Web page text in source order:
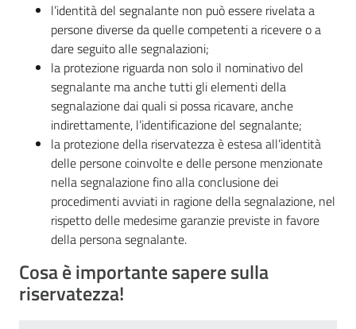
l’identità del segnalante non può essere rivelata a
persone diverse da quelle competenti a ricevere o a
dare seguito alle segnalazioni;
la protezione riguarda non solo il nominativo del
segnalante ma anche tutti gli elementi della
segnalazione dai quali si possa ricavare, anche
indirettamente, l’identificazione del segnalante;
la protezione della riservatezza è estesa all’identità
delle persone coinvolte e delle persone menzionate
nella segnalazione fino alla conclusione dei
procedimenti avviati in ragione della segnalazione, nel
rispetto delle medesime garanzie previste in favore
della persona segnalante.
Cosa è importante sapere sulla
riservatezza!